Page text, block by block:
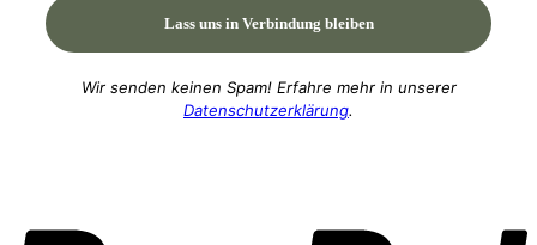
Wir senden keinen Spam! Erfahre mehr in unserer
Datenschutzerklärung.